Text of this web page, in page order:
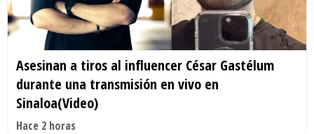
Asesinan a tiros al influencer César Gastélum
durante una transmisión en vivo en
Sinaloa(Video)
Hace 2 horas